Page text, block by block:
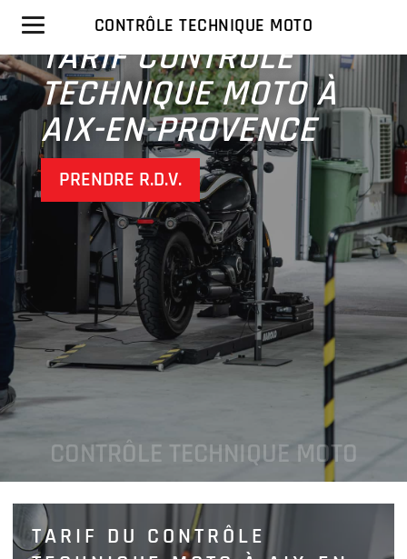
CONTRÔLE TECHNIQUE MOTO
CONTRÔLE TECHNIQUE MOTO
PROVENCE
TARIF CONTRÔLE
TECHNIQUE MOTO À
AIX-EN-PROVENCE
PRENDRE R.D.V.
TARIF DU CONTRÔLE